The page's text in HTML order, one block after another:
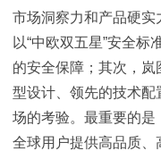
市场洞察力和产品硬实
以“中欧双五星”安全
的安全保障；其次，
型设计、领先的技术
场的考验。最重要的
全球用户提供高品质、